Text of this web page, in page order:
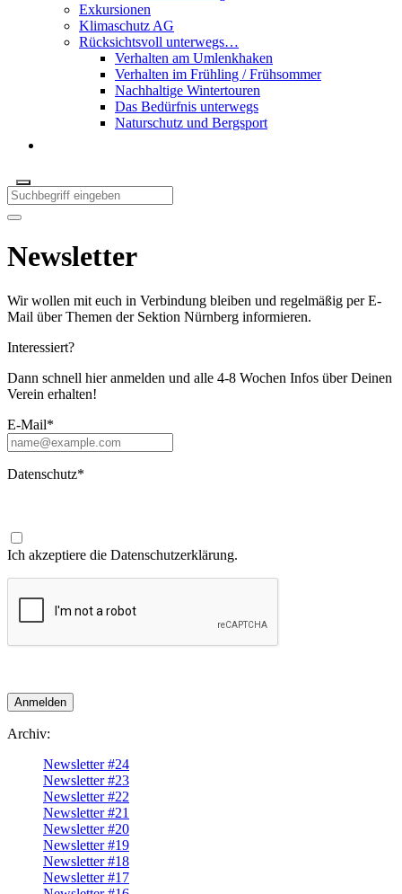
Exkursionen
Klimaschutz AG
Rücksichtsvoll unterwegs…
Verhalten am Umlenkhaken
Verhalten im Frühling / Frühsommer
Nachhaltige Wintertouren
Das Bedürfnis unterwegs
Naturschutz und Bergsport
Newsletter
Wir wollen mit euch in Verbindung bleiben und regelmäßig per E-
Mail über Themen der Sektion Nürnberg informieren.
Interessiert?
Dann schnell hier anmelden und alle 4-8 Wochen Infos über Deinen
Verein erhalten!
E-Mail*
Datenschutz*
Ich akzeptiere die Datenschutzerklärung.
Anmelden
Archiv:
Newsletter #24
Newsletter #23
Newsletter #22
Newsletter #21
Newsletter #20
Newsletter #19
Newsletter #18
Newsletter #17